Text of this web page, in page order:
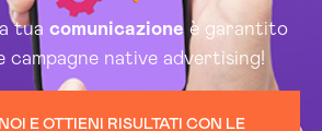
tua comunicazioneè garantito
campagne native advertising!
E OTTIENI RISULTATI CON LE